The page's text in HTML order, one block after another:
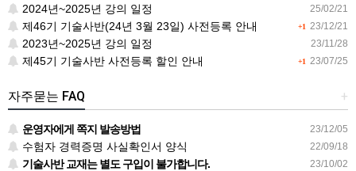
25/02/21
2024년~2025년 강의 일정
+1 23/12/21
제46기 기술사반(24년 3월 23일) 사전등록 안내
23/11/28
2023년~2025년 강의 일정
+1 23/07/25
제45기 기술사반 사전등록 할인 안내
+
자주묻는 FAQ
23/12/05
운영자에게 쪽지 발송방법
22/09/18
수험자 경력증명 사실확인서 양식
23/10/02
기술사반 교재는 별도 구입이 불가합니다.